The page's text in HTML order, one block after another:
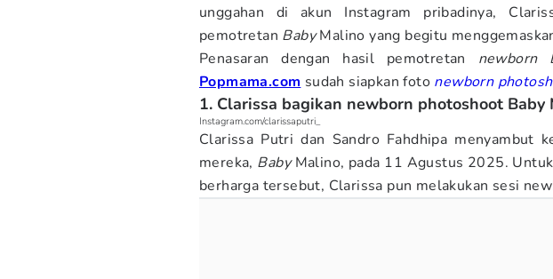
unggahan di akun Instagram pribadinya,
pemotretan BabyMalino yang begitu
Penasaran dengan hasil pemotretan newborn
Popmama.com sudah siapkan foto newborn
1. Clarissa bagikan newborn photoshoot Baby
Instagram.com/clarissaputri_
Clarissa Putri dan Sandro Fahdhipa menyambut
mereka, BabyMalino, pada 11 Agustus 2025.
berharga tersebut, Clarissa pun melakukan sesi